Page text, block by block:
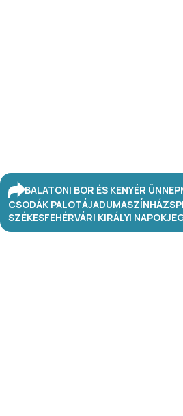
BALATONI BOR ÉS KENYÉR ÜNNEP
CSODÁK PALOTÁJADUMASZÍNHÁZ
SZÉKESFEHÉRVÁRI KIRÁLYI NAPOK